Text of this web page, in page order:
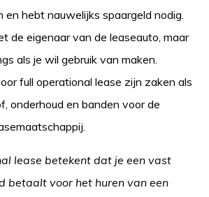
en hebt nauwelijks spaargeld nodig.
de eigenaar van de leaseauto, maar
als je wil gebruik van maken.
full operational lease zijn zaken als
onderhoud en banden voor de
lease betekent dat je een vast
betaalt voor het huren van een